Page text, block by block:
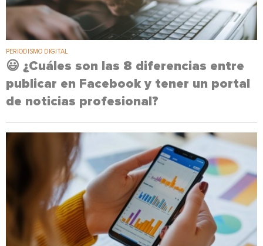
PERIODISMO DIGITAL
😃 ¿Cuáles son las 8 diferencias entre
publicar en Facebook y tener un portal
de noticias profesional?